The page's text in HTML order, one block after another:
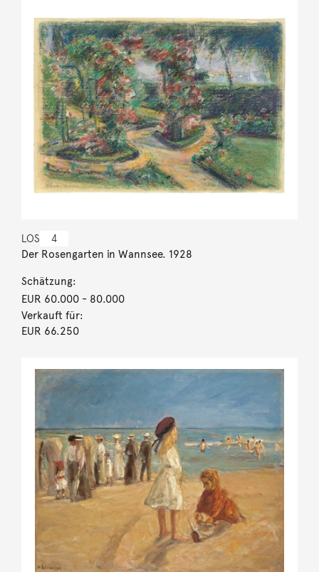
LOS 4
Der Rosengarten in Wannsee. 1928
Schätzung:
EUR 60.000- 80.000
Verkauft für:
EUR 66.250